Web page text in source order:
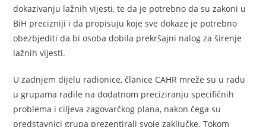
dokazivanju lažnih vijesti, te da je potrebno da su zakoni u
BiH precizniji i da propisuju koje sve dokaze je potrebno
obezbjediti da bi osoba dobila prekršajni nalog za širenje
lažnih vijesti.
U zadnjem dijelu radionice, članice CAHR mreže su u radu
u grupama radile na dodatnom preciziranju specifičnih
problema i ciljeva zagovarčkog plana, nakon čega su
predstavnici grupa prezentirali svoje zaključke. Tokom